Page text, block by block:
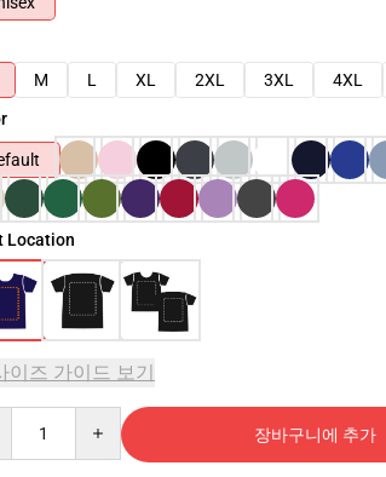
M L XL 2XL 3XL 4XL
Location
이즈 가이드 보기
장바구니에 추가